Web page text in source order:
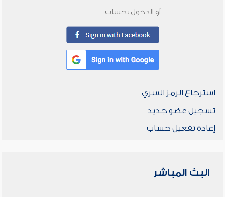
أو الدخول بحساب
استرجاع الرمز السري
تسجيل عضو جديد
إعادة تفعيل حساب
البث المباشر